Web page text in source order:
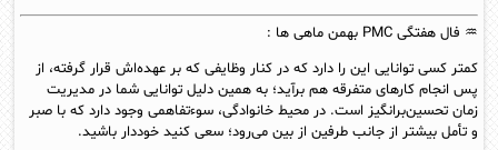
♒ فال هفتگی PMC بهمن ماهی ها :
کمتر کسی توانایی این را دارد که در کنار وظایفی که بر عهده‌اش قرار گرفته، از
پس انجام کارهای متفرقه هم برآید؛ به همین دلیل توانایی شما در مدیریت
زمان تحسین‌برانگیز است. در محیط خانوادگی، سوءتفاهمی وجود دارد که با صبر
و تأمل بیشتر از جانب طرفین از بین می‌رود؛ سعی کنید خوددار باشید.